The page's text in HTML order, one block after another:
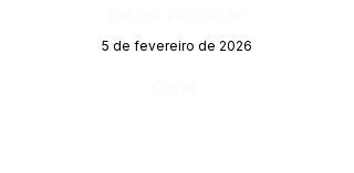
5 de fevereiro de 2026